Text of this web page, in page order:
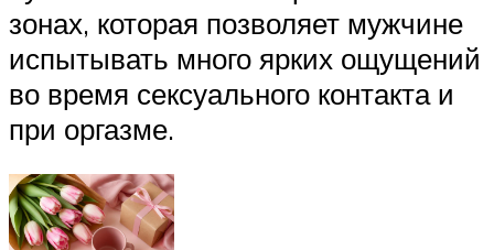
зонах, которая позволяет мужчине
испытывать много ярких ощущений
во время сексуального контакта и
при оргазме.